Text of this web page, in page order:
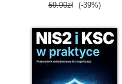
59.90zł (-39%)